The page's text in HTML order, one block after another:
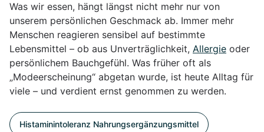
Was wir essen, hängt längst nicht mehr nur von
unserem persönlichen Geschmack ab. Immer mehr
Menschen reagieren sensibel auf bestimmte
Lebensmittel – ob aus Unverträglichkeit, Allergie oder
persönlichem Bauchgefühl. Was früher oft als
„Modeerscheinung“ abgetan wurde, ist heute Alltag für
viele – und verdient ernst genommen zu werden.
Histaminintoleranz Nahrungsergänzungsmittel